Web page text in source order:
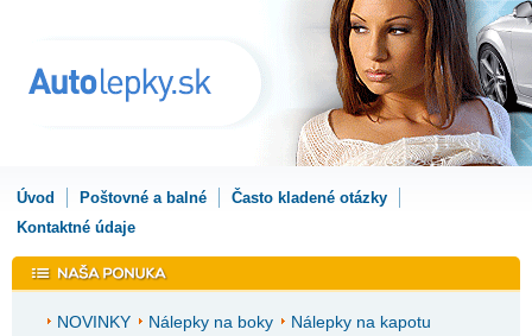
Úvod Poštovné a balné
Často kladené otázky
Kontaktné údaje
NOVINKY Nálepky na boky
Nálepky na kapotu